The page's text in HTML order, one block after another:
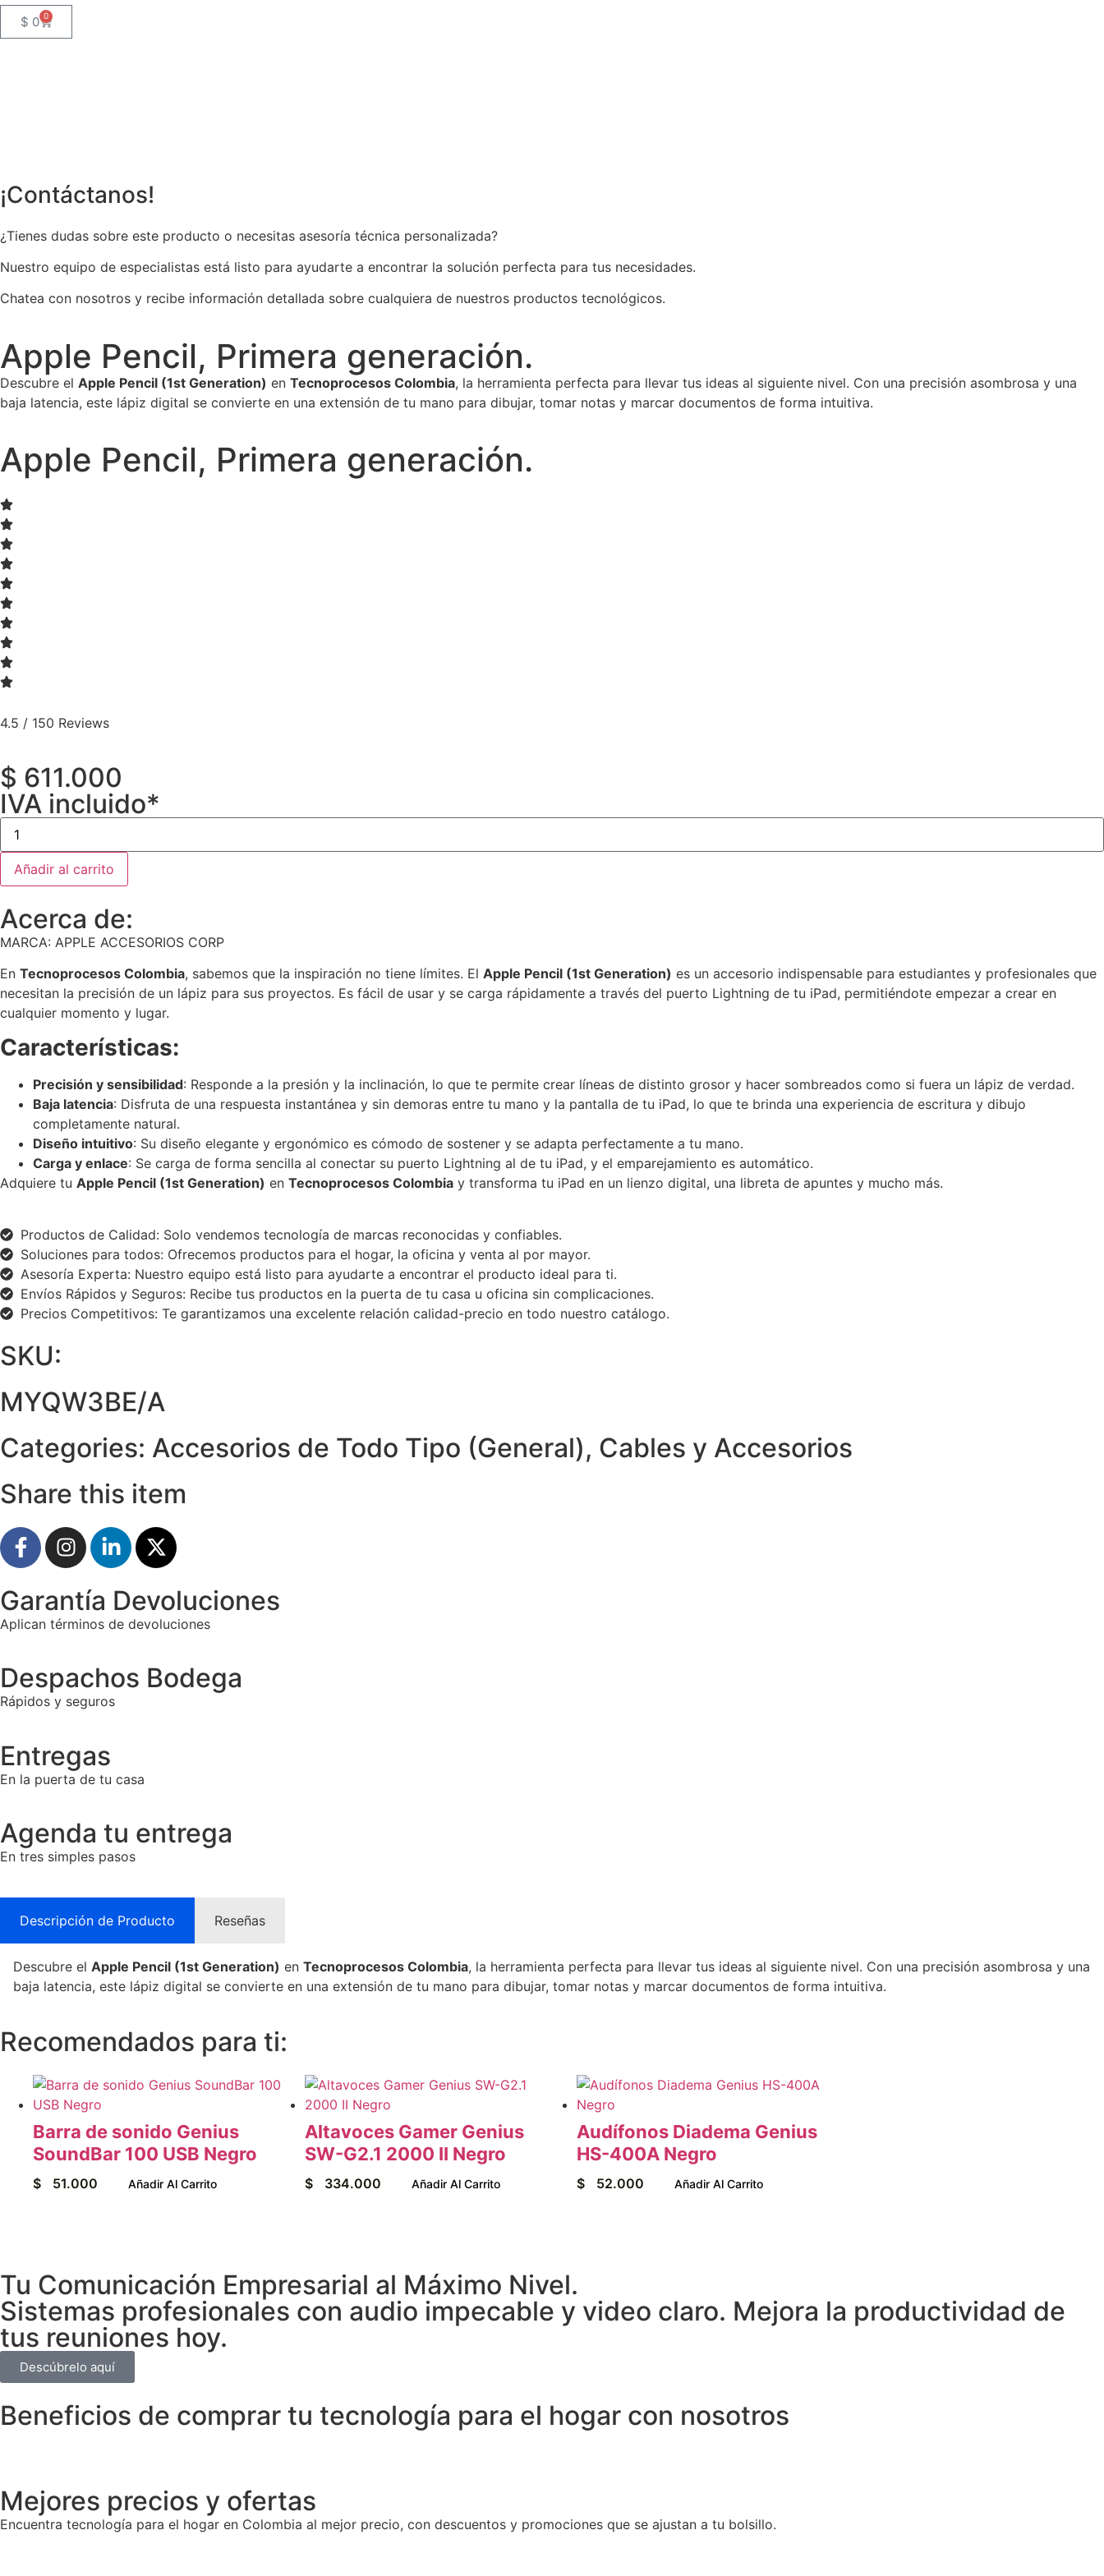
$ 0 0
¡Contáctanos!
¿Tienes dudas sobre este producto o necesitas asesoría técnica personalizada?
Nuestro equipo de especialistas está listo para ayudarte a encontrar la solución perfecta para tus necesidades.
Chatea con nosotros y recibe información detallada sobre cualquiera de nuestros productos tecnológicos.
Apple Pencil, Primera generación.
Descubre el Apple Pencil (1st Generation) en Tecnoprocesos Colombia, la herramienta perfecta para llevar tus ideas al siguiente nivel. Con una precisión asombrosa y una
baja latencia, este lápiz digital se convierte en una extensión de tu mano para dibujar, tomar notas y marcar documentos de forma intuitiva.
Apple Pencil, Primera generación.
4.5 / 150 Reviews
$ 611.000
IVA incluido*
Añadir al carrito
Acerca de:
MARCA: APPLE ACCESORIOS CORP
En Tecnoprocesos Colombia, sabemos que la inspiración no tiene límites. El Apple Pencil (1st Generation) es un accesorio indispensable para estudiantes y profesionales que
necesitan la precisión de un lápiz para sus proyectos. Es fácil de usar y se carga rápidamente a través del puerto Lightning de tu iPad, permitiéndote empezar a crear en
cualquier momento y lugar.
Características:
Precisión y sensibilidad: Responde a la presión y la inclinación, lo que te permite crear líneas de distinto grosor y hacer sombreados como si fuera un lápiz de verdad.
Baja latencia: Disfruta de una respuesta instantánea y sin demoras entre tu mano y la pantalla de tu iPad, lo que te brinda una experiencia de escritura y dibujo
completamente natural.
Diseño intuitivo: Su diseño elegante y ergonómico es cómodo de sostener y se adapta perfectamente a tu mano.
Carga y enlace: Se carga de forma sencilla al conectar su puerto Lightning al de tu iPad, y el emparejamiento es automático.
Adquiere tu Apple Pencil (1st Generation) en Tecnoprocesos Colombia y transforma tu iPad en un lienzo digital, una libreta de apuntes y mucho más.
Productos de Calidad: Solo vendemos tecnología de marcas reconocidas y confiables.
Soluciones para todos: Ofrecemos productos para el hogar, la oficina y venta al por mayor.
Asesoría Experta: Nuestro equipo está listo para ayudarte a encontrar el producto ideal para ti.
Envíos Rápidos y Seguros: Recibe tus productos en la puerta de tu casa u oficina sin complicaciones.
Precios Competitivos: Te garantizamos una excelente relación calidad-precio en todo nuestro catálogo.
SKU:
MYQW3BE/A
Categories: Accesorios de Todo Tipo (General), Cables y Accesorios
Share this item
Garantía Devoluciones
Aplican términos de devoluciones
Despachos Bodega
Rápidos y seguros
Entregas
En la puerta de tu casa
Agenda tu entrega
En tres simples pasos
Descripción de Producto Reseñas
Descubre el Apple Pencil (1st Generation) en Tecnoprocesos Colombia, la herramienta perfecta para llevar tus ideas al siguiente nivel. Con una precisión asombrosa y una
baja latencia, este lápiz digital se convierte en una extensión de tu mano para dibujar, tomar notas y marcar documentos de forma intuitiva.
Recomendados para ti:
Barra de sonido Genius
SoundBar 100 USB Negro
$ 51.000 Añadir Al Carrito
Altavoces Gamer Genius
SW-G2.1 2000 II Negro
$ 334.000 Añadir Al Carrito
Audífonos Diadema Genius
HS-400A Negro
$ 52.000 Añadir Al Carrito
Tu Comunicación Empresarial al Máximo Nivel.
Sistemas profesionales con audio impecable y video claro. Mejora la productividad de
tus reuniones hoy.
Descúbrelo aquí
Beneficios de comprar tu tecnología para el hogar con nosotros
Mejores precios y ofertas
Encuentra tecnología para el hogar en Colombia al mejor precio, con descuentos y promociones que se ajustan a tu bolsillo.